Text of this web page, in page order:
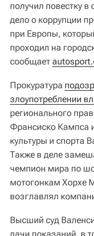
получил повестку
дело о коррупции
при Европы,
проходил на
сообщает
Прокуратура
злоупотреблении
регионального
Франсиско Кампса
культуры и спорта
Также в деле
чемпион мира по
мотогонкам Хорхе
возглавлял
Высший суд